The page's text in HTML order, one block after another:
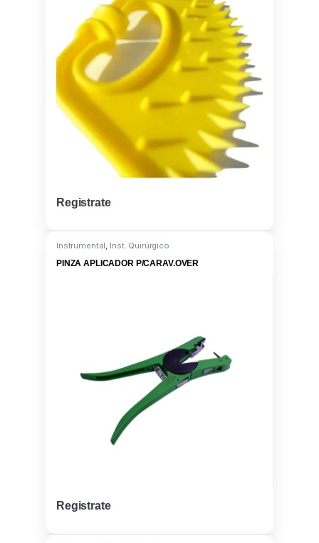
Registrate
Instrumental Inst. Quirúrgico
PINZA APLICADOR P/CARAV.OVER
Registrate